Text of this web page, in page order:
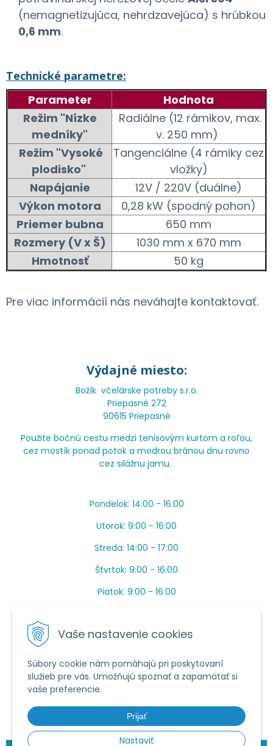
Vaše nastavenie cookies
Súbory cookie nám pomáhajú pri poskytovaní
služieb pre vás. Umožňujú spoznať a zapamätať si
vaše preferencie.
Prijať
Nastaviť
(nemagnetizujúca, nehrdzavejúca) s hrúbkou
0,6 mm.
Technické parametre:
Parameter
Hodnota
Režim "Nízke
medníky"
Radiálne (12 rámikov, max.
v. 250 mm)
Režim "Vysoké
plodisko"
Tangenciálne (4 rámiky cez
vložky)
Napájanie
12V / 220V (duálne)
Výkon motora
0,28 kW (spodný pohon)
Priemer bubna
650 mm
Rozmery (V x Š)
1030 mm x 670 mm
Hmotnosť
50 kg
Pre viac informácií nás neváhajte kontaktovať.
Výdajné miesto:
Božík včelárske potreby s.r.o.
Priepasné 272
90615 Priepasné
Použite bočnú cestu medzi tenisovým kurtom a roľou,
cez mostík ponad potok a modrou bránou dnu rovno
cez silážnu jamu.
Pondelok: 14:00 - 16:00
Utorok: 9:00 - 16:00
Streda: 14:00 - 17:00
Štvrtok: 9:00 - 16:00
Piatok: 9:00 - 16:00
Máme toho veľa v sezóne, ak sa nedovoláte, píšte
prosím mail.
Tel.:034 / 20 20 444
E-mail:objednavky@vcelieule-bozik.sk